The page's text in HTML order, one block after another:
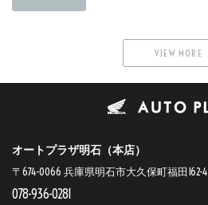
VIEW MORE
オートプラザ明石（本店）
〒674-0066 兵庫県明石市大久保町福田162-4
078-936-0281